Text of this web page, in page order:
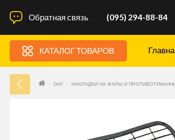
Обратная связь (095) 294-88-84
КАТАЛОГ ТОВАРОВ
DAF НАКЛАДКИ НА ФАРЫ И